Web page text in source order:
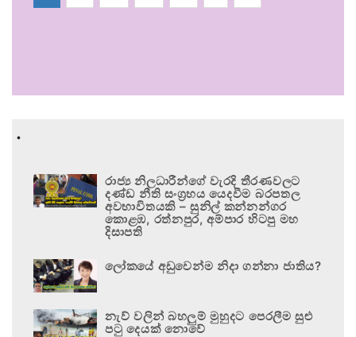
.
රාජ්‍ය නිලධාරීන්ගේ වැරදි තීරණවලට
දණ්ඩ නීති සංග්‍රහය යෙදවීම බරපතල
අවභාවිතයකි – සුනිල් කන්නන්ගර
කොළඹ, රත්නපුර, අම්පාර හිටපු මහ
දිසාපති
ලෝකයේ අඩුවෙන්ම නිදා ගන්නා ජාතිය?
නැව් වලින් බහලුම් මුහුදට පෙරලීම සුළු
පටු දෙයක් නොවේ